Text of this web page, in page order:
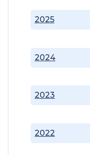
2022
2023
2024
2025